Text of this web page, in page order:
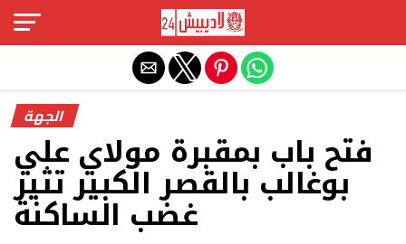
الجهة
فتح باب بمقبرة مولاي علي
بوغالب بالقصر الكبير تثير
غضب الساكنة
Exit mobile version